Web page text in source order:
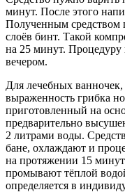
минут. После этого
Полученным средством
слоёв бинт. Такой
на 25 минут.
вечером.
Для лечебных
выраженность грибка
приготовленный на
предварительно
2 литрами воды.
бане, охлаждают и
на протяжении 15
промывают тёплой
определяется в